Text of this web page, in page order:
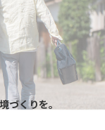
づくりを。